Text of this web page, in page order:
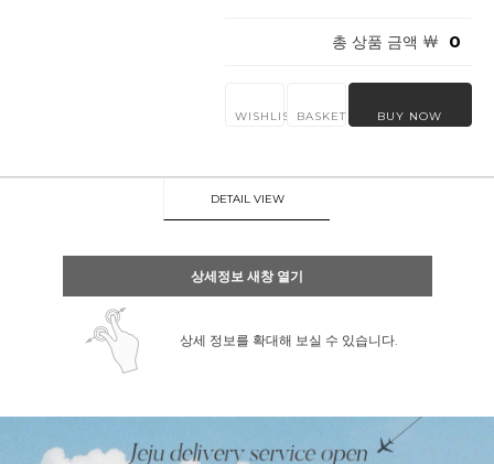
총 상품 금액 ￦ 0
WISHLIST BASKET BUY NOW
DETAIL VIEW
상세정보 새창 열기
상세 정보를 확대해 보실 수 있습니다.